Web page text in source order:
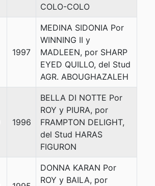
COLO-COLO
1997
MEDINA SIDONIA Por
WINNING II y
MADLEEN, por SHARP
EYED QUILLO, del Stud
AGR. ABOUGHAZALEH
1996
BELLA DI NOTTE Por
ROY y PIURA, por
FRAMPTON DELIGHT,
del Stud HARAS
FIGURON
DONNA KARAN Por
ROY y BAILA, por